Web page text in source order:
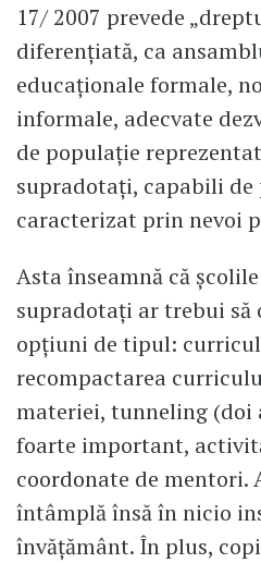
17/ 2007 prevede
diferențiată, ca
educaționale formale,
informale, adecvate
de populație
supradotați, capabili
caracterizat prin nevoi
Asta înseamnă că
supradotați ar trebui să
opțiuni de tipul:
recompactarea
materiei, tunneling
foarte important,
coordonate de mentori.
întâmplă însă în nicio
învățământ. În plus,